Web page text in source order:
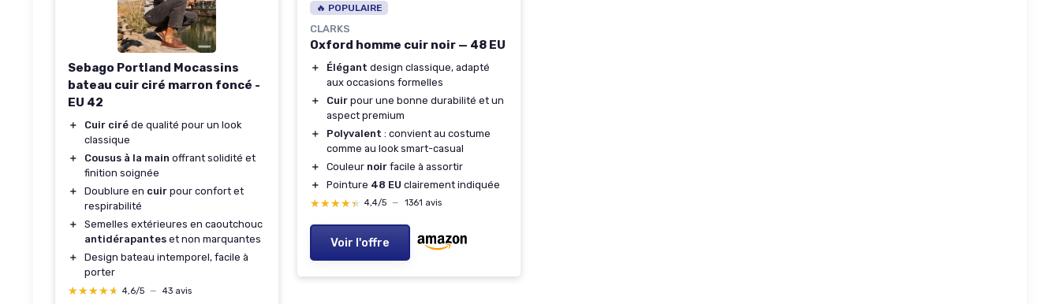
Sebago Portland Mocassins
bateau cuir ciré marron foncé -
EU 42
＋ Cuir ciré de qualité pour un look
classique
＋
Cousus à la main offrant solidité et
finition soignée
＋
Doublure en cuir pour confort et
respirabilité
＋
Semelles extérieures en caoutchouc
antidérapantes et non marquantes
＋
Design bateau intemporel, facile à
porter
★★★★★
★★★★★ 4,6/5 — 43 avis
🔥 POPULAIRE
CLARKS
Oxford homme cuir noir — 48 EU
＋ Élégant design classique, adapté
aux occasions formelles
＋
Cuir pour une bonne durabilité et un
aspect premium
＋
Polyvalent : convient au costume
comme au look smart-casual
＋
Couleur noir facile à assortir
＋
Pointure 48 EU clairement indiquée
★★★★★
★★★★★ 4,4/5 — 1361 avis
Voir l'offre